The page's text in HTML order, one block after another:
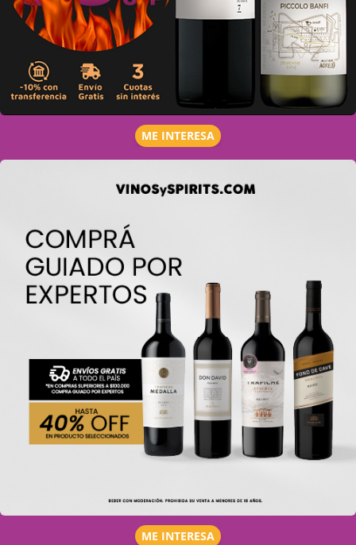
ME INTERESA
ME INTERESA